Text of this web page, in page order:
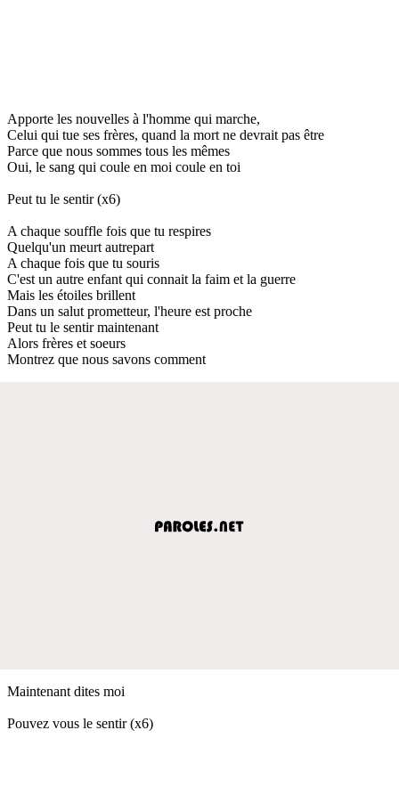
Apporte les nouvelles à l'homme qui marche,
Celui qui tue ses frères, quand la mort ne devrait pas être
Parce que nous sommes tous les mêmes
Oui, le sang qui coule en moi coule en toi
Peut tu le sentir (x6)
A chaque souffle fois que tu respires
Quelqu'un meurt autrepart
A chaque fois que tu souris
C'est un autre enfant qui connait la faim et la guerre
Mais les étoiles brillent
Dans un salut prometteur, l'heure est proche
Peut tu le sentir maintenant
Alors frères et soeurs
Montrez que nous savons comment
Maintenant dites moi
Pouvez vous le sentir (x6)